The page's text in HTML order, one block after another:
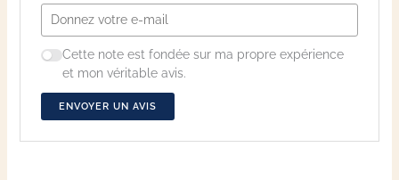
Cette note est fondée sur ma propre expérience
et mon véritable avis.
ENVOYER UN AVIS